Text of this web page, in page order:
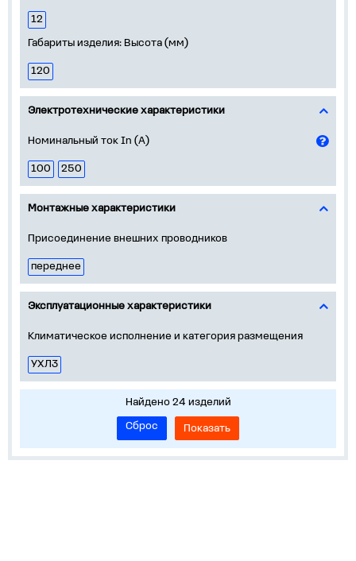
12
Габариты изделия: Высота (мм)
120
Электротехнические характеристики
Номинальный ток In (А)
100 250
Монтажные характеристики
Присоединение внешних проводников
переднее
Эксплуатационные характеристики
Климатическое исполнение и категория размещения
УХЛ3
Найдено 24 изделий
Сброс
Показать